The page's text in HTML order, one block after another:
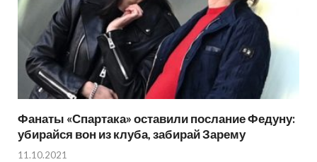
Фанаты «Спартака» оставили послание Федуну:
убирайся вон из клуба, забирай Зарему
11.10.2021